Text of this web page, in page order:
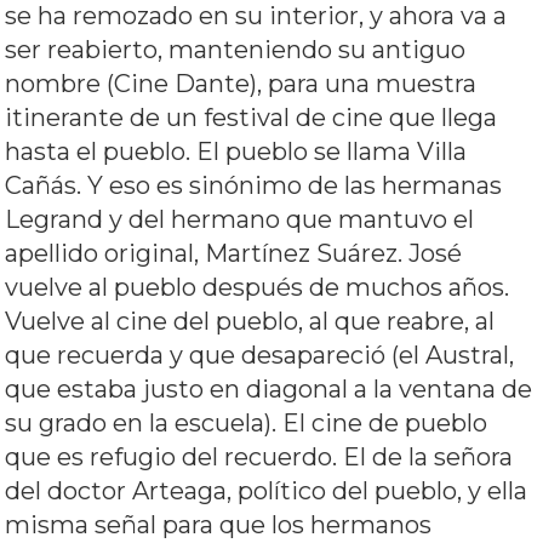
se ha remozado en su interior, y ahora va a
ser reabierto, manteniendo su antiguo
nombre (Cine Dante), para una muestra
itinerante de un festival de cine que llega
hasta el pueblo. El pueblo se llama Villa
Cañás. Y eso es sinónimo de las hermanas
Legrand y del hermano que mantuvo el
apellido original, Martínez Suárez. José
vuelve al pueblo después de muchos años.
Vuelve al cine del pueblo, al que reabre, al
que recuerda y que desapareció (el Austral,
que estaba justo en diagonal a la ventana de
su grado en la escuela). El cine de pueblo
que es refugio del recuerdo. El de la señora
del doctor Arteaga, político del pueblo, y ella
misma señal para que los hermanos